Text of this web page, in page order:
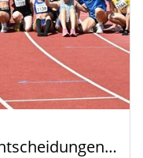
Spannende Mehrkampfentscheidungen in Weingarten